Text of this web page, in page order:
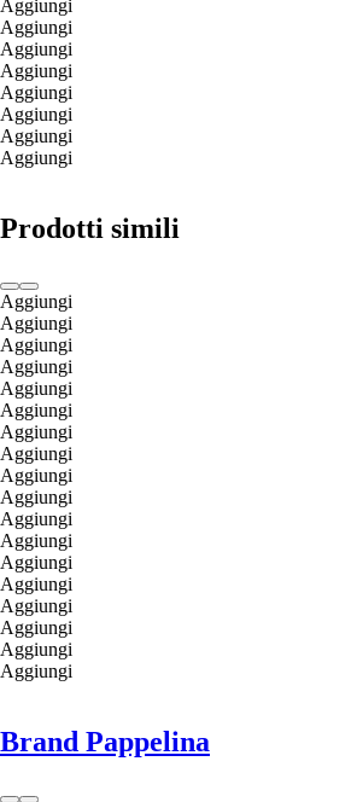
Aggiungi
Aggiungi
Aggiungi
Aggiungi
Aggiungi
Aggiungi
Aggiungi
Aggiungi
Prodotti simili
Aggiungi
Aggiungi
Aggiungi
Aggiungi
Aggiungi
Aggiungi
Aggiungi
Aggiungi
Aggiungi
Aggiungi
Aggiungi
Aggiungi
Aggiungi
Aggiungi
Aggiungi
Aggiungi
Aggiungi
Aggiungi
Brand Pappelina